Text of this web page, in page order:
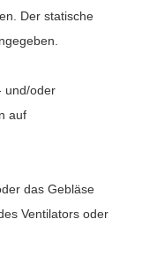
Der statische
und/oder
auf
das Gebläse
Ventilators oder